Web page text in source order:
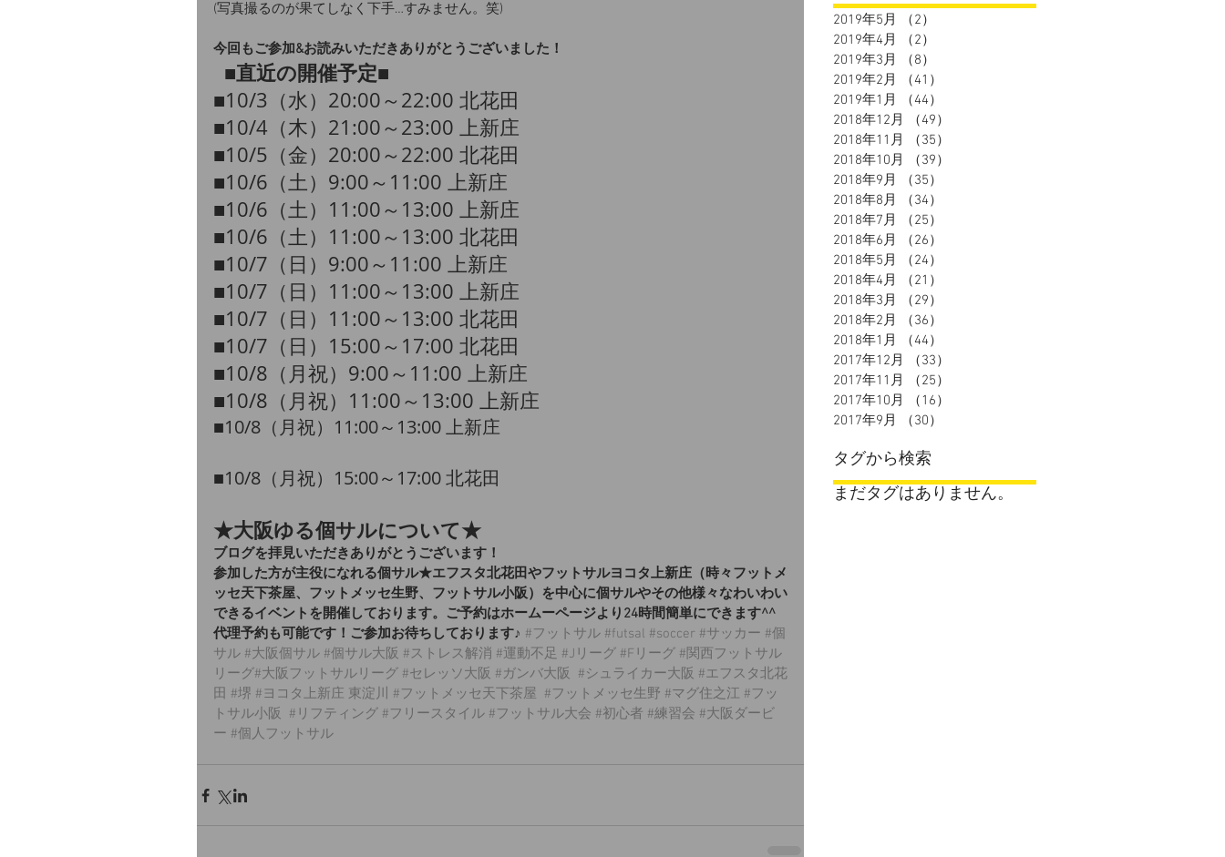
(写真撮るのが果てしなく下手…すみません。笑)
今回もご参加&お読みいただきありがとうございました！
■直近の開催予定■
​​■10/3（水）20:00～22:00 北花田
​■10/4（木）21:00～23:00 上新庄
​■10/5（金）20:00～22:00 北花田
​■10/6（土）9:00～11:00 上新庄
​■10/6（土）11:00～13:00 上新庄
​■10/6（土）11:00～13:00 北花田
​■10/7（日）9:00～11:00 上新庄
​■10/7（日）11:00～13:00 上新庄
​■10/7（日）11:00～13:00 北花田
​​■10/7（日）15:00～17:00 北花田
​■10/8（月祝）9:00～11:00 上新庄
​■10/8（月祝）11:00～13:00 上新庄
​■10/8（月祝）11:00～13:00 上新庄
​■10/8（月祝）15:00～17:00 北花田
★大阪ゆる個サルについて★
ブログを拝見いただきありがとうございます！
参加した方が主役になれる個サル★エフスタ北花田やフットサルヨコタ上新庄（時々フットメ
ッセ天下茶屋、フットメッセ生野、フットサル小阪）を中心に個サルやその他様々なわいわい
できるイベントを開催しております。ご予約はホームーページより24時間簡単にできます^^
代理予約も可能です！ご参加お待ちしております♪ #フットサル #futsal #soccer #サッカー #個
サル #大阪個サル #個サル大阪 #ストレス解消 #運動不足 #Jリーグ #Fリーグ #関西フットサル
リーグ#大阪フットサルリーグ #セレッソ大阪 #ガンバ大阪 #シュライカー大阪 #エフスタ北花
田 #堺 #ヨコタ上新庄 東淀川 #フットメッセ天下茶屋 #フットメッセ生野 #マグ住之江 #フッ
トサル小阪 #リフティング #フリースタイル #フットサル大会 #初心者 #練習会 #大阪ダービ
ー #個人フットサル
2019年5月 （2）
2019年4月
（2）
2019年3月
（8）
2019年2月
（41）
2019年1月
（44）
2018年12月
（49）
2018年11月
（35）
2018年10月
（39）
2018年9月
（35）
2018年8月
（34）
2018年7月
（25）
2018年6月
（26）
2018年5月
（24）
2018年4月
（21）
2018年3月
（29）
2018年2月
（36）
2018年1月
（44）
2017年12月
（33）
2017年11月
（25）
2017年10月
（16）
2017年9月
（30）
タグから検索
まだタグはありません。